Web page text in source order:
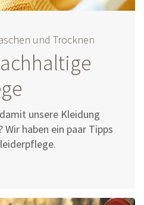
und Trocknen
unsere Kleidung
haben ein paar Tipps